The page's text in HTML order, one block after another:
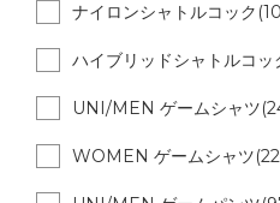
ナイロンシャトルコック
ハイブリッドシャトルコッ
UNI/MEN ゲームシャツ
WOMEN ゲームシャツ